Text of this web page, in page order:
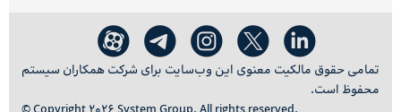
تمامی حقوق مالکیت معنوی این وب‌سایت برای شرکت همکاران سیستم
محفوظ است.